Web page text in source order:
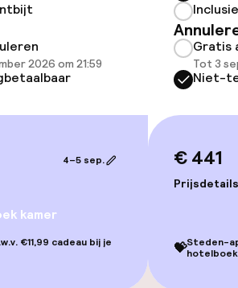
/ gym
2026 om 21:59
4–5 sep.
kamer
€11,99 cadeau bij je
Gratis
Tot 3
Niet-
€ 441
Prijsdetails
💝Steden-